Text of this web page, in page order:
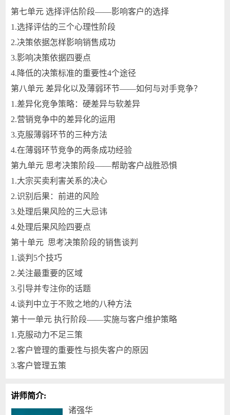
第七单元 选择评估阶段——影响客户的选择
1.选择评估的三个心理性阶段
2.决策依据怎样影响销售成功
3.影响决策依据四要点
4.降低的决策标准的重要性4个途径
第八单元 差异化以及薄弱环节——如何与对手竞争？
1.差异化竞争策略：硬差异与软差异
2.营销竞争中的差异化的运用
3.克服薄弱环节的三种方法
4.在薄弱环节竞争的两条成功经验
第九单元 思考决策阶段——帮助客户战胜恐惧
1.大宗买卖利害关系的决心
2.识别后果：前进的风险
3.处理后果风险的三大忌讳
4.处理后果风险四要点
第十单元 思考决策阶段的销售谈判
1.谈判5个技巧
2.关注最重要的区域
3.引导并专注你的话题
4.谈判中立于不败之地的八种方法
第十一单元 执行阶段——实施与客户维护策略
1.克服动力不足三策
2.客户管理的重要性与损失客户的原因
3.客户管理五策
讲师简介:
诸强华